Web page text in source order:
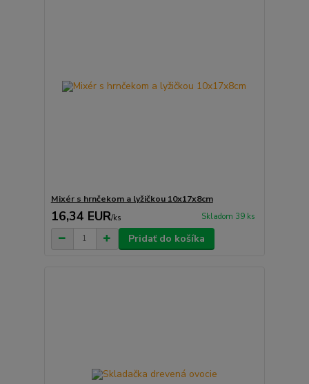
Mixér s hrnčekom a lyžičkou 10x17x8cm
16,34 EUR/ks Skladom 39 ks
Pridať do košíka